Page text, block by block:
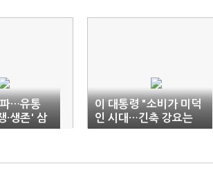
파…유통
·생존' 삼
이 대통령 "소비가 미덕
인 시대…긴축 강요는
민생 방치"